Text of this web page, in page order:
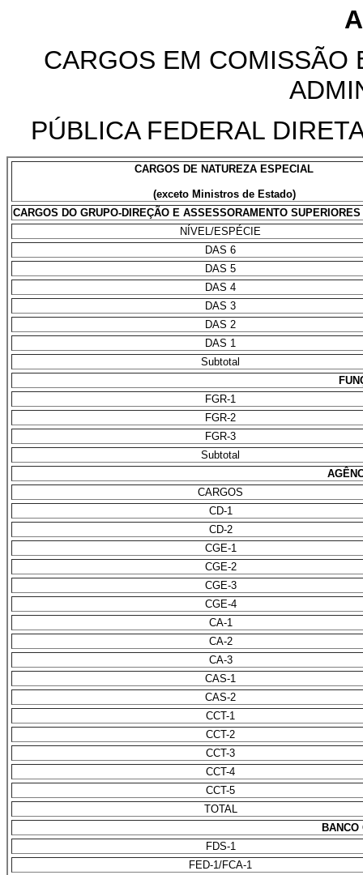
CARGOS EM COMISSÃO
PÚBLICA FEDERAL
CARGOS DE NATUREZA ESPECIAL
(exceto Ministros de Estado)
CARGOS DO GRUPO-DIREÇÃO E ASSESSORAMENTO
NÍVEL/ESPÉCIE
DAS 6
DAS 5
DAS 4
DAS 3
DAS 2
DAS 1
Subtotal
FGR-1
FGR-2
FGR-3
Subtotal
CARGOS
CD-1
CD-2
CGE-1
CGE-2
CGE-3
CGE-4
CA-1
CA-2
CA-3
CAS-1
CAS-2
CCT-1
CCT-2
CCT-3
CCT-4
CCT-5
TOTAL
BANCO
FDS-1
FED-1/FCA-1